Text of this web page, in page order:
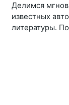
Делимся
известных
литературы.